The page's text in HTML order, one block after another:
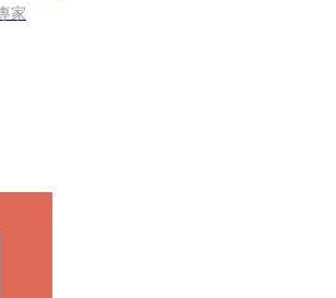
家